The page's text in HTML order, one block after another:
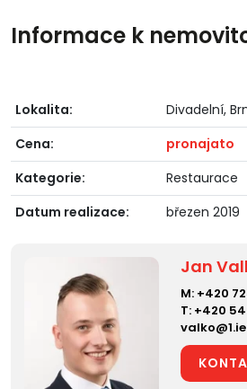
Informace k
Lokalita:
Divadelní,
Cena:
pronajato
Kategorie:
Restaurace
Datum realizace:
březen 2019
Jan
M: +420
T: +420